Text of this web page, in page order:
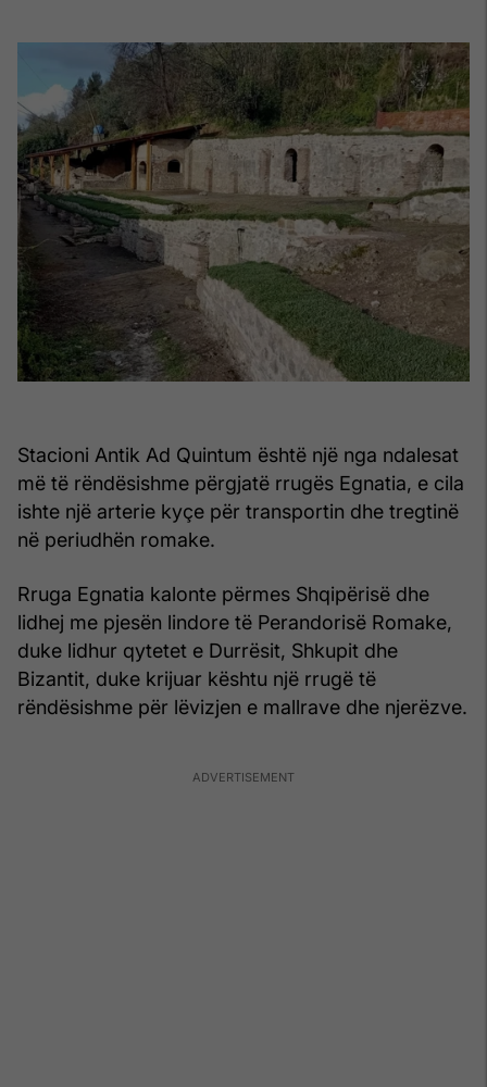
Stacioni Antik Ad Quintum është një nga ndalesat
më të rëndësishme përgjatë rrugës Egnatia, e cila
ishte një arterie kyçe për transportin dhe tregtinë
në periudhën romake.
Rruga Egnatia kalonte përmes Shqipërisë dhe
lidhej me pjesën lindore të Perandorisë Romake,
duke lidhur qytetet e Durrësit, Shkupit dhe
Bizantit, duke krijuar kështu një rrugë të
rëndësishme për lëvizjen e mallrave dhe njerëzve.